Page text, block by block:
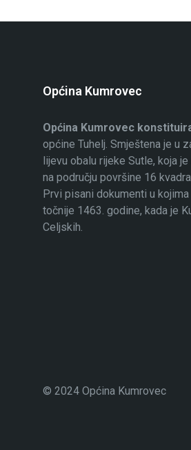
Općina Kumrovec
Općina Kumrovec
općine Tuhelj. Smještena je u
lijevu obalu rijeke Sutle, koja
na području površine 16
Prvi pisani dokumenti u
točnije 1463. godine, kada je
Celjskih.
© 2024 Općina Kumrovec